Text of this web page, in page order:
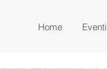
Home Eventi